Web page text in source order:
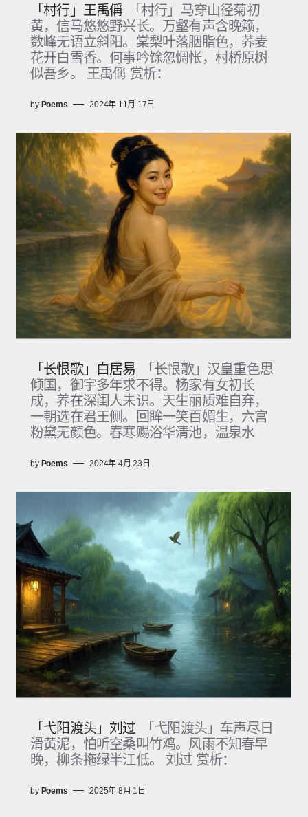
「村行」王禹偁
「村行」马穿山径菊初
黄，信马悠悠野兴长。万壑有声含晚籁，
数峰无语立斜阳。棠梨叶落胭脂色，荞麦
花开白雪香。何事吟馀忽惆怅，村桥原树
似吾乡。 王禹偁 赏析：
by Poems 2024年 11月 17日
「长恨歌」白居易
「长恨歌」汉皇重色思
倾国，御宇多年求不得。杨家有女初长
成，养在深闺人未识。天生丽质难自弃，
一朝选在君王侧。回眸一笑百媚生，六宫
粉黛无颜色。春寒赐浴华清池，温泉水
by Poems 2024年 4月 23日
「弋阳渡头」刘过
「弋阳渡头」车声尽日
滑黄泥，怕听空桑叫竹鸡。风雨不知春早
晚，柳条拖绿半江低。 刘过 赏析：
by Poems 2025年 8月 1日